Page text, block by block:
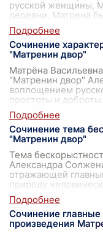
русской женщины,
деревни. Матрена
Сочинение
"Матренин двор"
Матрёна
"Матренин двор"
воплощением
простоты и
Сочинение тема
"Матренин двор"
Тема
Александра
отражающей
природу
Сочинение
произведения